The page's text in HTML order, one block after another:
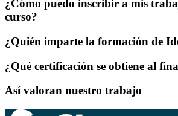
¿Cómo puedo inscribir a mis
curso?
¿Quién imparte la formación de
¿Qué certificación se obtiene al
Así valoran nuestro trabajo